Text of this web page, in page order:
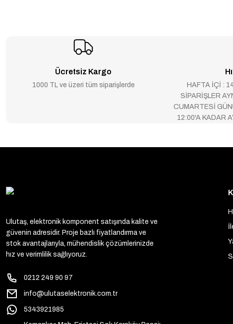
Ücretsiz Kargo
1000 TL ve üzeri tüm siparişlerde
HAFTA İÇİ :
SİPARİŞLER
CUMARTESİ
12:00'A KADAR
Ulutaş, elektronik komponent satışında kalite ve
güvenin adresidir. Proje bazlı fiyatlandırma ve
stok avantajlarıyla, mühendislik çözümlerinizde
hız ve verimlilik sağlıyoruz.
0212 249 90 97
info@ulutaselektronik.com.tr
5343921985